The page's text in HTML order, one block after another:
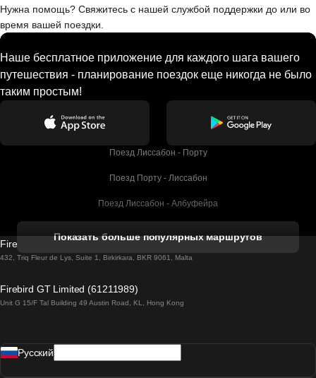
Нужна помощь? Свяжитесь с нашей службой поддержки до или во
время вашей поездки.
Наше бесплатное приложение для каждого шага вашего
путешествия - планирование поездок еще никогда не было
таким простым!
Поезд Лиссабон - Порту
Поезд Порту - Лиссабон
Поезд Лиссабон - Албуфейра
Поезд Лиссабон - Лагос
Поезд Лиссабон - Мадрид
Показать больше популярных маршрутов
Firebird GT Limited (OC 1451)
432, Triq Fleur de Lys, Suite 1, Birkirkara, BKR 9061, Malta
Firebird GT Limited (61211989)
Unit G 15/F Tal Building 49 Austin Road, KL, Hong Kong
Pусский